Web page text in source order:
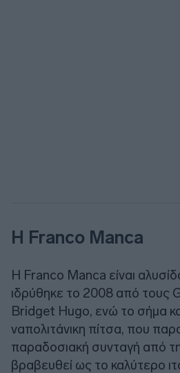
Η Franco Manca
Η Franco Manca είναι
ιδρύθηκε το 2008 από τους
Bridget Hugo, ενώ το σήμα
ναπολιτάνικη πίτσα, που
παραδοσιακή συνταγή από
βραβευθεί ως το καλύτερο